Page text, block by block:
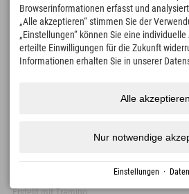
Zeit für Explorer Moments
166
Barrierefreiheit
Browserinformationen erfasst und
„Alle akzeptieren“ stimmen Sie der
„Einstellungen“ können Sie eine
erteilte Einwilligungen für die Zukunft
Informationen erhalten Sie in unserer
Alle akzeptieren
Nur notwendige
Einstellungen ·